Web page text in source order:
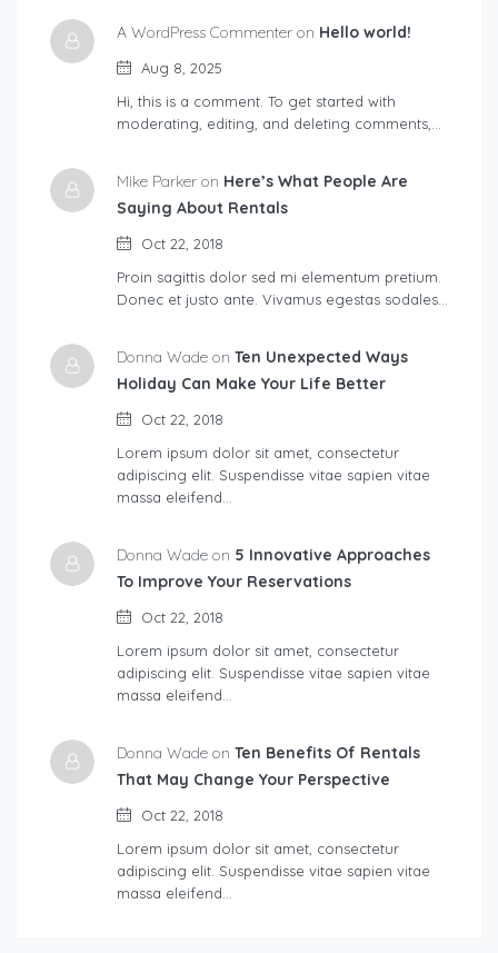
A WordPress Commenter on Hello world!
Aug 8, 2025
Hi, this is a comment. To get started with
moderating, editing, and deleting comments,…
Mike Parker on Here’s What People Are
Saying About Rentals
Oct 22, 2018
Proin sagittis dolor sed mi elementum pretium.
Donec et justo ante. Vivamus egestas sodales…
Donna Wade on Ten Unexpected Ways
Holiday Can Make Your Life Better
Oct 22, 2018
Lorem ipsum dolor sit amet, consectetur
adipiscing elit. Suspendisse vitae sapien vitae
massa eleifend…
Donna Wade on 5 Innovative Approaches
To Improve Your Reservations
Oct 22, 2018
Lorem ipsum dolor sit amet, consectetur
adipiscing elit. Suspendisse vitae sapien vitae
massa eleifend…
Donna Wade on Ten Benefits Of Rentals
That May Change Your Perspective
Oct 22, 2018
Lorem ipsum dolor sit amet, consectetur
adipiscing elit. Suspendisse vitae sapien vitae
massa eleifend…